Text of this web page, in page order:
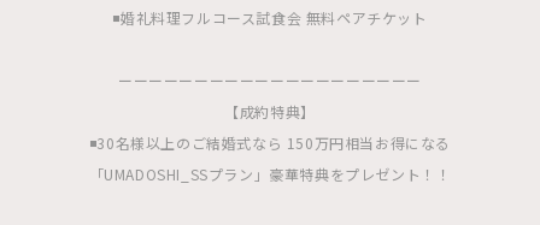
◾️婚礼料理フルコース試食会 無料ペアチケット
ーーーーーーーーーーーーーーーーーーーー
【成約特典】
◾️30名様以上のご結婚式なら 150万円相当お得になる
「UMADOSHI_SSプラン」豪華特典をプレゼント！！